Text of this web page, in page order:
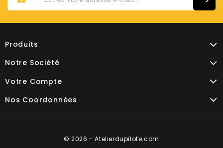
Produits
Notre Société
Votre Compte
Nos Coordonnées
© 2026 - Atelierdupilote.com